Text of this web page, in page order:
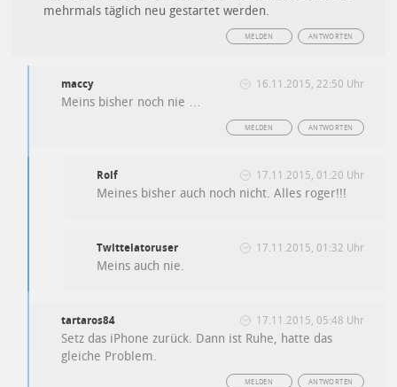
mehrmals täglich neu gestartet werden.
ANTWORTEN
MELDEN
maccy 16.11.2015, 22:50 Uhr
Meins bisher noch nie …
ANTWORTEN
MELDEN
Rolf 17.11.2015, 01:20 Uhr
Meines bisher auch noch nicht. Alles roger!!!
Twittelatoruser 17.11.2015, 01:32 Uhr
Meins auch nie.
tartaros84 17.11.2015, 05:48 Uhr
Setz das iPhone zurück. Dann ist Ruhe, hatte das
gleiche Problem.
ANTWORTEN
MELDEN